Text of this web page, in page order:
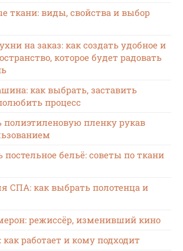
ткани: виды, свойства и выбор
на заказ: как создать удобное и
которое будет радовать
как выбрать, заставить
процесс
полиэтиленовую пленку рукав
бельё: советы по ткани
СПА: как выбрать полотенца и
режиссёр, изменивший кино
работает и кому подходит